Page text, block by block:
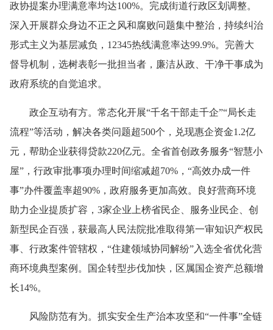
政协提案办理满意率均达100%。完成街道行政区划调整。
深入开展群众身边不正之风和腐败问题集中整治，持续纠治
形式主义为基层减负，12345热线满意率达99.9%。完善大
督导机制，选树表彰一批担当者，廉洁从政、干净干事成为
政府系统的自觉追求。
政企互动有方。常态化开展“千名干部走千企”“局长走
流程”等活动，解决各类问题超500个，兑现惠企资金1.2亿
元，帮助企业获得贷款220亿元。全省首创政务服务“智慧小
屋”，行政审批事项办理时间缩减超70%，“高效办成一件
事”办件覆盖率超90%，政府服务更加高效。良好营商环境
助力企业提质扩容，3家企业上榜省民企、服务业民企、创
新型民企百强，获最高人民法院批准取得第一审知识产权民
事、行政案件管辖权，“住建领域协同解纷”入选全省优化营
商环境典型案例。国企转型步伐加快，区属国企资产总额增
长14%。
风险防范有为。抓实安全生产治本攻坚和“一件事”全链